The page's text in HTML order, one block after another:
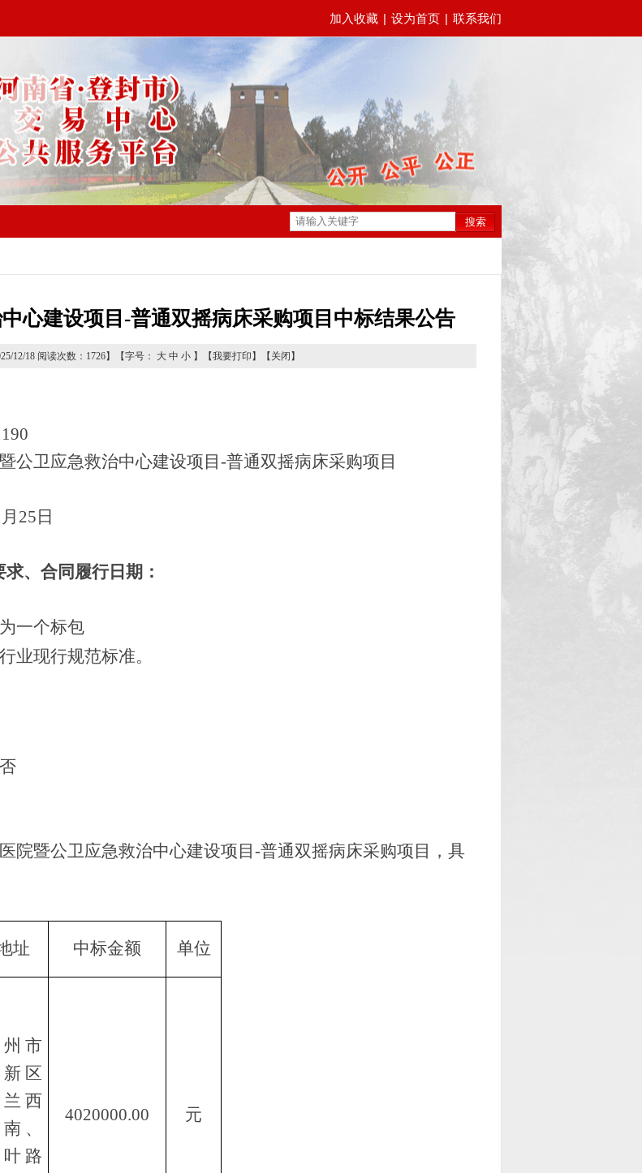
加入收藏 | 设为首页 | 联系我们
搜索
心建设项目-普通双摇病床采购项目中标结果公告
12/18 阅读次数： 1726】【字号： 大 中 小】【我要打印 】【 关闭 】
公卫应急救治中心建设项目-普通双摇病床采购项目
25日
、合同履行日期：
一个标包
业现行规范标准。
院暨公卫应急救治中心建设项目-普通双摇病床采购项目 ，具
址 中标金额 单位
市
区
西
、
路
4020000.00 元